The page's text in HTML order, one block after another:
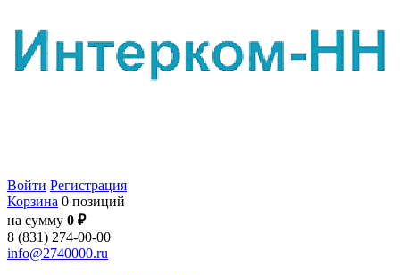
Войти Регистрация
Корзина 0 позиций
на сумму 0 ₽
8 (831) 274-00-00
info@2740000.ru